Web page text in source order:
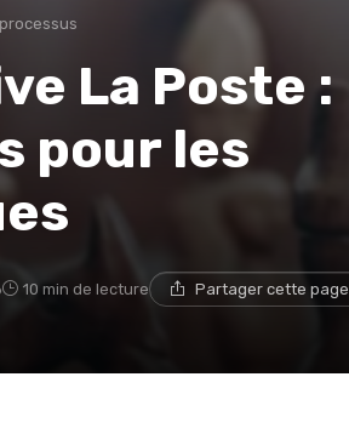
La Poste :
pour les
10 min de lecture Partager cette page